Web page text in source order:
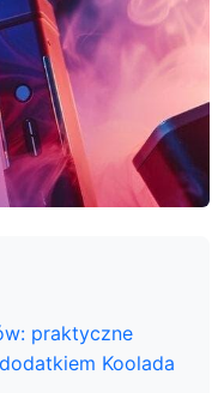
praktyczne
Koolada